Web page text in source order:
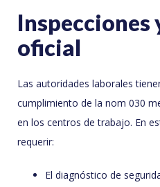
oficial
Las autoridades laborales
cumplimiento de la nom 030
en los centros de trabajo. En
requerir:
El diagnóstico de